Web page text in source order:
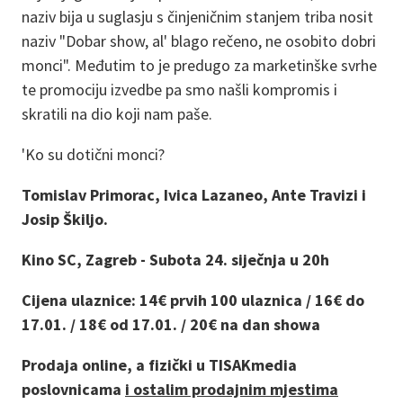
naziv bija u suglasju s činjeničnim stanjem triba nosit
naziv "Dobar show, al' blago rečeno, ne osobito dobri
monci". Međutim to je predugo za marketinške svrhe
te promociju izvedbe pa smo našli kompromis i
skratili na dio koji nam paše.
'Ko su dotični monci?
Tomislav Primorac, Ivica Lazaneo, Ante Travizi i
Josip Škiljo.
Kino SC, Zagreb - Subota 24. siječnja u 20h
Cijena ulaznice: 14€ prvih 100 ulaznica / 16€ do
17.01. / 18€ od 17.01. / 20€ na dan showa
Prodaja online, a fizički u TISAKmedia
poslovnicama i ostalim prodajnim mjestima